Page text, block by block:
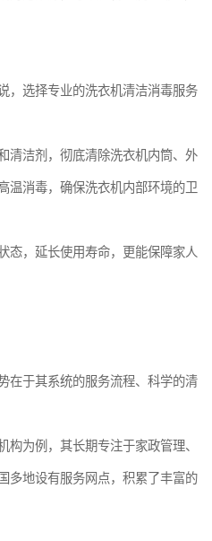
，选择专业的洗衣机清洁消毒服务
清洁剂，彻底清除洗衣机内筒、外
温消毒，确保洗衣机内部环境的卫
态，延长使用寿命，更能保障家人
在于其系统的服务流程、科学的清
构为例，其长期专注于家政管理、
多地设有服务网点，积累了丰富的